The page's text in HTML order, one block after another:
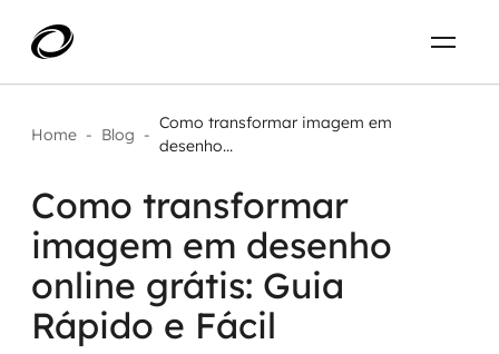
Aplicar IA com impacto real
AI / Machine Learning
IA Generativa
Projetos
Carreira
Home - Blog -
Como transformar imagem em
desenho...
Como transformar
imagem em desenho
online grátis: Guia
Rápido e Fácil